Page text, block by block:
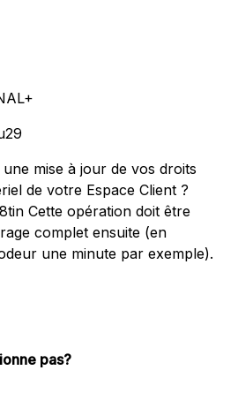
mise à jour de vos droits
de votre Espace Client ?
Cette opération doit être
complet ensuite (en
une minute par exemple).
pas?